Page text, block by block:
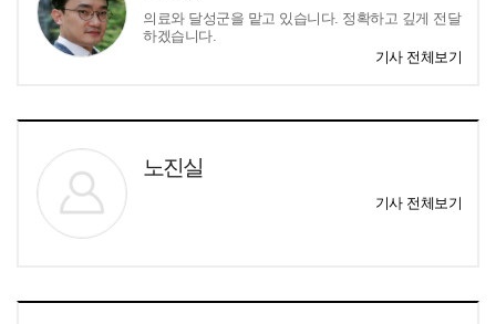
의료와 달성군을 맡고 있습니다. 정확하고 깊게 전달
하겠습니다.
기사 전체보기
노진실
기사 전체보기